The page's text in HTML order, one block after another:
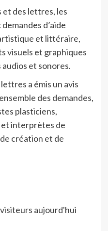
et des lettres, les
d’aide
et littéraire,
visuels et graphiques
et sonores.
a émis un avis
des demandes,
plasticiens,
interprètes de
création et de
visiteurs aujourd'hui